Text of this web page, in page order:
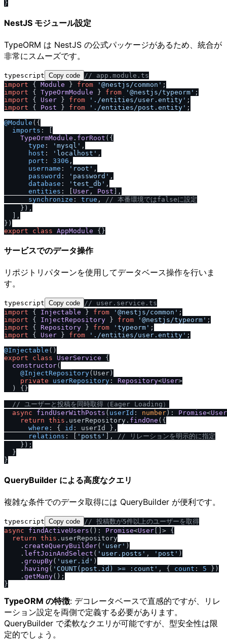
NestJS モジュール設定
TypeORM は NestJS の公式パッケージがあるため、統合が
非常にスムーズです。
typescript Copy code / / app.module.ts
import { Module } from '@nestjs /common'
import { TypeOrmModule } from '@nestjs /typeorm'
import { User } from '. /entities /user.entity'
import { Post } from '. /entities /post.entity' ;
@Module ({
imports : [
TypeOrmModule . forRoot ({
type : 'mysql' ,
host : 'localhost' ,
port : 3306 ,
username : 'root' ,
password : 'password' ,
database : 'test_db' ,
entities : [ User , Post ],
synchronize : true , / / 本番環境ではfalseに設定
    }),
  ],
export
class AppModule
サービスでのデータ操作
リポジトリパターンを使用してデータベース操作を行いま
す。
typescript Copy code // user.service.ts
import { Injectable } from '@nestjs/common'
import { InjectRepository } from '@nestjs/typeorm'
import { Repository } from 'typeorm'
import { User } from '. /entities/user.entity' ;
@Injectable
export
class UserService {
constructor(
@InjectRepository(User)
private
userRepository : Repository<User>
) {}
// ユーザーと投稿を同時取得（Eager Loading）
async
findUserWithPosts ( userId : number ): Promise<User
return this . userRepository . findOne ({
where : { id : userId },
relations : [ 'posts' ], // リレーションを明示的に指定
    });
  }
QueryBuilder による高度なクエリ
複雑な条件でのデータ取得には QueryBuilder が便利です。
typescript Copy code / / 投稿数が5件以上のユーザーを取得
async
findActiveUsers (): Promise<User []> {
return this . userRepository
    .
createQueryBuilder( 'user' )
    .
leftJoinAndSelect ( 'user.posts' , 'post' )
    .
groupBy( 'user.id' )
    .
having ( 'COUNT(post.id) >= :count' , { count : 5 })
    .
getMany();
TypeORM の特徴: デコレータベースで直感的ですが、リレ
ーション設定を両側で定義する必要があります。
QueryBuilder で柔軟なクエリが可能ですが、型安全性は限
定的でしょう。